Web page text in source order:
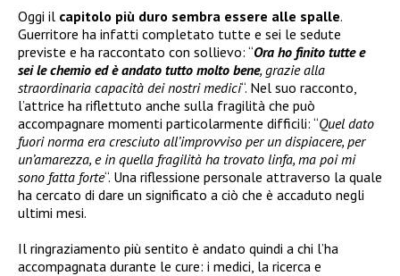
Oggi il capitolo più duro sembra essere alle spalle.
Guerritore ha infatti completato tutte e sei le sedute
previste e ha raccontato con sollievo: “Ora ho finito tutte e
sei le chemio ed è andato tutto molto bene, grazie alla
straordinaria capacità dei nostri medici“. Nel suo racconto,
l’attrice ha riflettuto anche sulla fragilità che può
accompagnare momenti particolarmente difficili: “Quel dato
fuori norma era cresciuto all’improvviso per un dispiacere, per
un’amarezza, e in quella fragilità ha trovato linfa, ma poi mi
sono fatta forte“. Una riflessione personale attraverso la quale
ha cercato di dare un significato a ciò che è accaduto negli
ultimi mesi.
Il ringraziamento più sentito è andato quindi a chi l’ha
accompagnata durante le cure: i medici, la ricerca e